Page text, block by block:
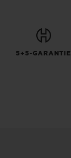
5+5-GARANTIE